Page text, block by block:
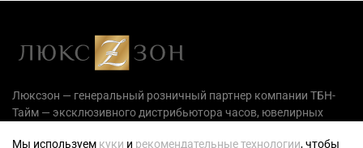
Люксзон — генеральный розничный партнер компании ТБН-
Тайм — эксклюзивного дистрибьютора часов, ювелирных
Мы используем куки и рекомендательные технологии, чтобы